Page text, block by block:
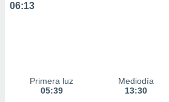
06:13
Primera luz
05:39
Mediodía
13:30